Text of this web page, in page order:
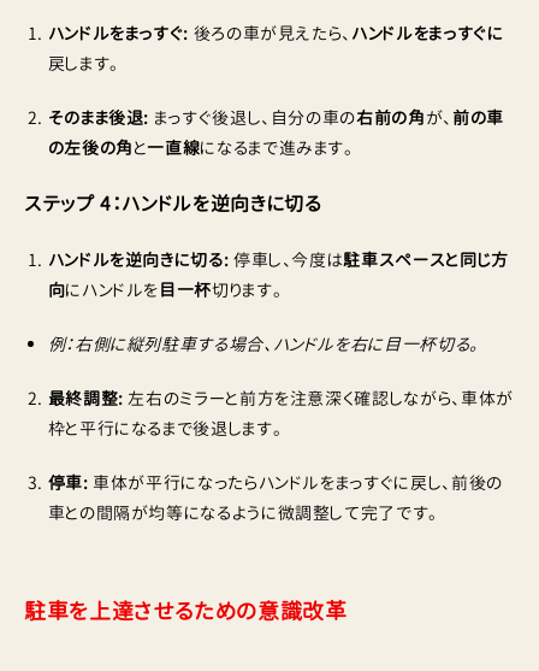
ハンドルをまっすぐ: 後ろの車が見えたら、 ハンドルをまっすぐに
戻します。
そのまま後退: まっすぐ後退し、自分の車の右前の角が、 前の車
の左後の角と一直線になるまで進みます。
ステップ 4：ハンドルを逆向きに切る
ハンドルを逆向きに切る: 停車し、今度は駐車スペースと同じ方
向にハンドルを目一杯切ります。
例：右側に縦列駐車する場合、ハンドルを右に目一杯切る。
最終調整: 左右のミラーと前方を注意深く確認しながら、車体が
枠と平行になるまで後退します。
停車: 車体が平行になったらハンドルをまっすぐに戻し、前後の
車との間隔が均等になるように微調整して完了です。
駐車を上達させるための意識改革